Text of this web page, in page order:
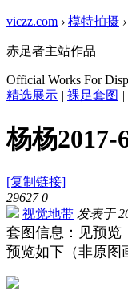
viczz.com › 模特拍摄 ›
赤足者主站作品
Official Works For
精选展示 | 裸足套图 |
杨杨2017-
[复制链接]
29627 0
视觉地带 发表于
套图信息：见预览
预览如下（非原图